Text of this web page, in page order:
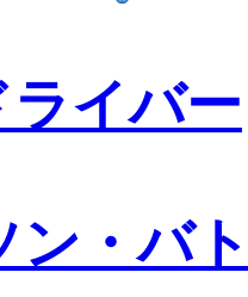
ライバー
ン・バ